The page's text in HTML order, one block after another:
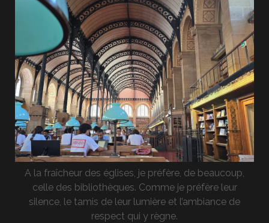
A la fraîcheur des églises, je préfère, de beaucoup,
celle des bibliothèques. Comme je préfère leur
silence, le tamis de leur lumière et l’ambiance de
respect qui y règne.